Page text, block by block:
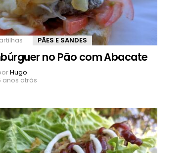
PÃES E SANDES
no Pão com Abacate
Hugo
anos atrás